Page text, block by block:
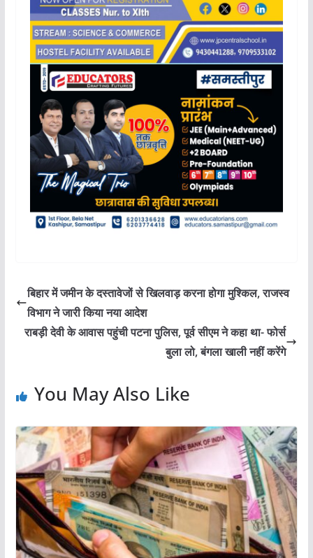
बिहार में जमीन के दस्तावेजों से खिलवाड़ करना होगा मुश्किल, राजस्व
विभाग ने जारी किया नया आदेश
राबड़ी देवी के आवास पहुंची पटना पुलिस, पूर्व सीएम ने कहा था- फोर्स
बुला लो, बंगला खाली नहीं करेंगे
You May Also Like